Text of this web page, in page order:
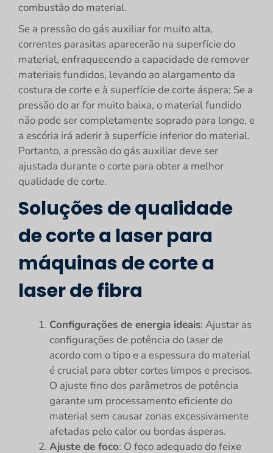
combustão do material.
Se a pressão do gás auxiliar for muito alta,
correntes parasitas aparecerão na superfície do
material, enfraquecendo a capacidade de remover
materiais fundidos, levando ao alargamento da
costura de corte e à superfície de corte áspera; Se a
pressão do ar for muito baixa, o material fundido
não pode ser completamente soprado para longe, e
a escória irá aderir à superfície inferior do material.
Portanto, a pressão do gás auxiliar deve ser
ajustada durante o corte para obter a melhor
qualidade de corte.
Soluções de qualidade
de corte a laser para
máquinas de corte a
laser de fibra
Configurações de energia ideais: Ajustar as
configurações de potência do laser de
acordo com o tipo e a espessura do material
é crucial para obter cortes limpos e precisos.
O ajuste fino dos parâmetros de potência
garante um processamento eficiente do
material sem causar zonas excessivamente
afetadas pelo calor ou bordas ásperas.
Ajuste de foco: O foco adequado do feixe